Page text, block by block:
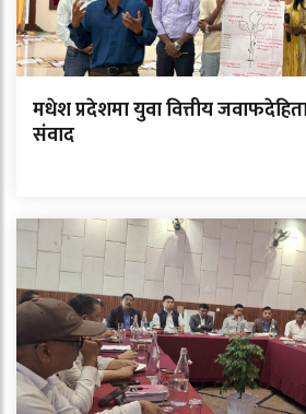
मधेश प्रदेशमा युवा वित्तीय
संवाद